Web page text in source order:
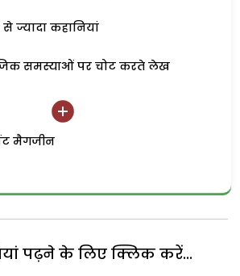
से ज्यादा कहानियां
समस्याओं पर चोट करते लेख
मैगजीन
पढ़ने के लिए क्लिक करें...